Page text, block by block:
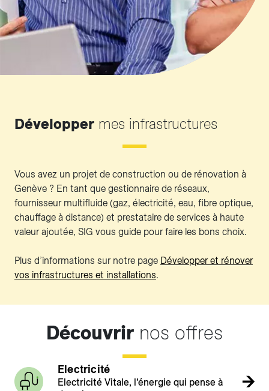
Développer mes infrastructures
Vous avez un projet de construction ou de rénovation à
Genève ? En tant que gestionnaire de réseaux,
fournisseur multifluide (gaz, électricité, eau, fibre optique,
chauffage à distance) et prestataire de services à haute
valeur ajoutée, SIG vous guide pour faire les bons choix.
Plus d’informations sur notre page Développer et rénover
vos infrastructures et installations.
Découvrir nos offres
Electricité
Electricité Vitale, l’énergie qui pense à